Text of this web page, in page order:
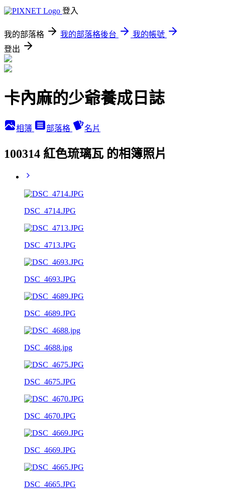
登入
我的部落格 我的部落格後台
我的帳號
登出
卡內麻的少爺養成日誌
相簿 部落格 名片
100314 紅色琉璃瓦 的相簿照片
DSC_4714.JPG
DSC_4713.JPG
DSC_4693.JPG
DSC_4689.JPG
DSC_4688.jpg
DSC_4675.JPG
DSC_4670.JPG
DSC_4669.JPG
DSC_4665.JPG